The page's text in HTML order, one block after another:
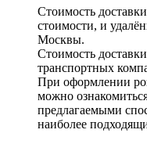
Стоимость
стоимости, и
Москвы.
Стоимость
транспортных
При оформлении
можно
предлагаемыми
наиболее